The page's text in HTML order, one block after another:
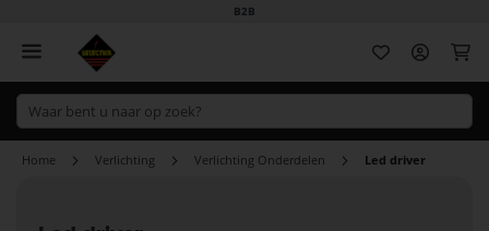
B2B
Home Verlichting Verlichting Onderdelen Led driver